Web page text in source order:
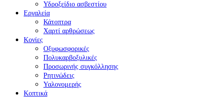
Υδροξείδιο ασβεστίου
Εργαλεία
Κάτοπτρα
Χαρτί αρθρώσεως
Κονίες
Οξυφωσφορικές
Πολυκαρβοξυλικές
Προσωρινής συγκόλλησης
Ρητινώδεις
Υαλονομερής
Κοπτικά